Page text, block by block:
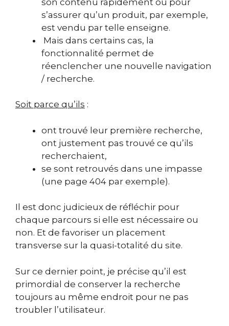
s’assurer qu’un produit, par exemple,
est vendu par telle enseigne.
Mais dans certains cas, la
fonctionnalité permet de
réenclencher une nouvelle navigation
/ recherche.
Soit parce qu’ils :
ont trouvé leur première recherche,
ont justement pas trouvé ce qu’ils
recherchaient,
se sont retrouvés dans une impasse
(une page 404 par exemple).
Il est donc judicieux de réfléchir pour
chaque parcours si elle est nécessaire ou
non. Et de favoriser un placement
transverse sur la quasi-totalité du site.
Sur ce dernier point, je précise qu’il est
primordial de conserver la recherche
toujours au même endroit pour ne pas
troubler l’utilisateur.